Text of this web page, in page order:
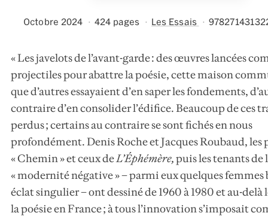
Octobre 2024 424 pages Les Essais
« Les javelots de l’avant-garde : des œuvres lancées
projectiles pour abattre la poésie, cette maison
que d’autres essayaient d’en saper les fondements,
contraire d’en consolider l’édifice. Beaucoup de ces
perdus ; certains au contraire se sont fichés en nous
profondément. Denis Roche et Jacques Roubaud, les
« Chemin » et ceux deL’Éphémère,puis les tenants de
« modernité négative » – parmi eux quelques
éclat singulier – ont dessiné de 1960 à 1980 et au-delà
la poésie en France ; à tous l’innovation s’imposait